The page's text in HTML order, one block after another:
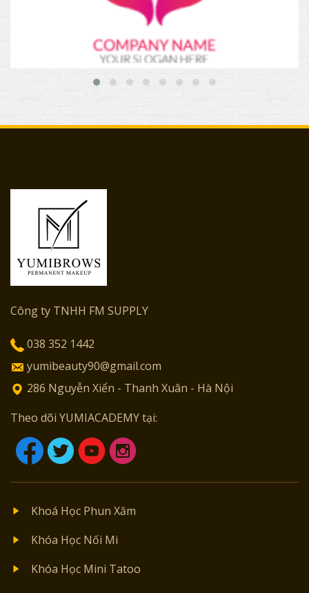
Công ty TNHH FM SUPPLY
038 352 1442
yumibeauty90@gmail.com
286 Nguyễn Xiển - Thanh Xuân - Hà Nội
Theo dõi YUMIACADEMY tại:
Khoá Học Phun Xăm
Khóa Học Nối Mi
Khóa Học Mini Tatoo